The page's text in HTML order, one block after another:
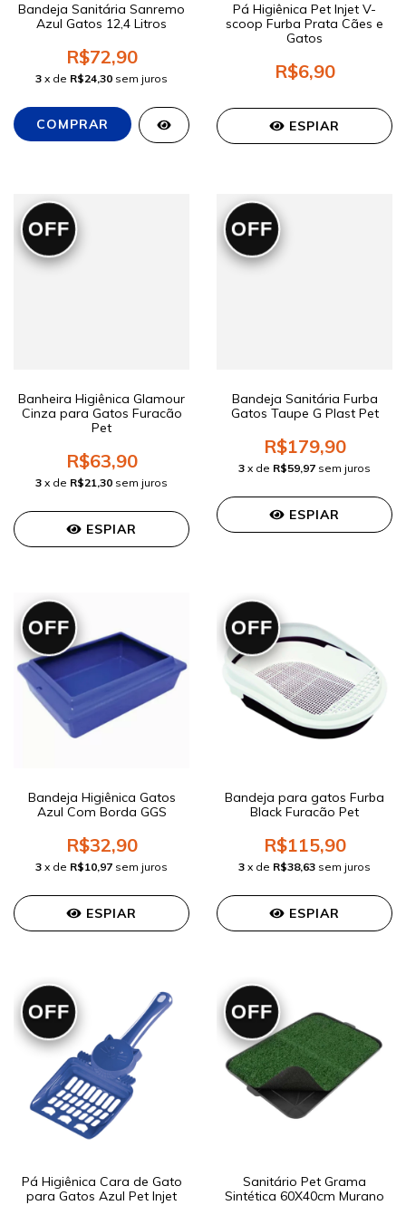
Bandeja Sanitária Sanremo
Azul Gatos 12,4 Litros
R$72,90
3 x de R$24,30 sem juros
Pá Higiênica Pet Injet V-
scoop Furba Prata Cães e
Gatos
R$6,90
ESPIAR
OFF
Banheira Higiênica Glamour
Cinza para Gatos Furacão
Pet
R$63,90
3 x de R$21,30 sem juros
ESPIAR
OFF
Bandeja Sanitária Furba
Gatos Taupe G Plast Pet
R$179,90
3 x de R$59,97 sem juros
ESPIAR
OFF
Bandeja Higiênica Gatos
Azul Com Borda GGS
R$32,90
3 x de R$10,97 sem juros
ESPIAR
OFF
Bandeja para gatos Furba
Black Furacão Pet
R$115,90
3 x de R$38,63 sem juros
ESPIAR
OFF
Pá Higiênica Cara de Gato
para Gatos Azul Pet Injet
OFF
Sanitário Pet Grama
Sintética 60X40cm Murano